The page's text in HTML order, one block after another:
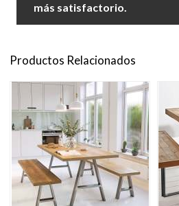
más satisfactorio.
Productos Relacionados